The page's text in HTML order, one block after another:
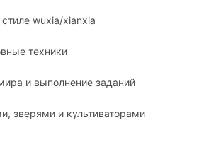
wuxia/xianxia
техники
и выполнение заданий
зверями и культиваторами